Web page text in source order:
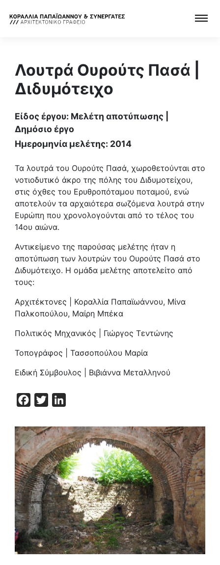
Λουτρά Ουρούτς Πασά |
Διδυμότειχο
Είδος έργου: Μελέτη αποτύπωσης |
Δημόσιο έργο
Ημερομηνία μελέτης: 2014
Τα λουτρά του Ουρούτς Πασά, χωροθετούνται στο
νοτιοδυτικό άκρο της πόλης του Διδυμοτείχου,
στις όχθες του Ερυθροπόταμου ποταμού, ενώ
αποτελούν τα αρχαιότερα σωζόμενα λουτρά στην
Ευρώπη που χρονολογούνται από το τέλος του
14ου αιώνα.
Αντικείμενο της παρούσας μελέτης ήταν η
αποτύπωση των λουτρών του Ουρούτς Πασά στο
Διδυμότειχο. Η ομάδα μελέτης αποτελείτο από
τους:
Αρχιτέκτονες | Κοραλλία Παπαϊωάννου, Μίνα
Παλκοπούλου, Μαίρη Μπέκα
Πολιτικός Μηχανικός | Γιώργος Τεντώνης
Τοπογράφος | Τασσοπούλου Μαρία
Ειδική Σύμβουλος | Βιβιάννα Μεταλληνού
Facebook
Twitter